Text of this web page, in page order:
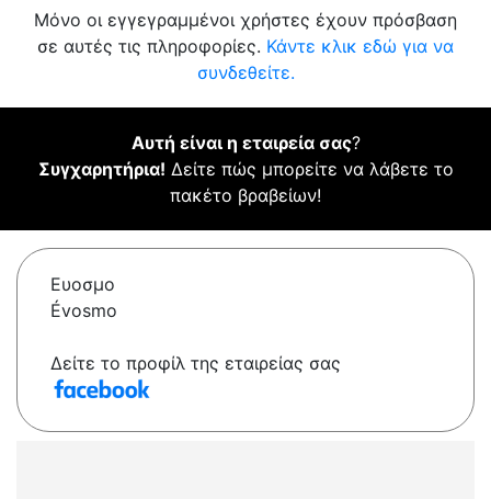
Μόνο οι εγγεγραμμένοι χρήστες έχουν πρόσβαση
σε αυτές τις πληροφορίες. Κάντε κλικ εδώ για να
συνδεθείτε.
Αυτή είναι η εταιρεία σας?
Συγχαρητήρια! Δείτε πώς μπορείτε να λάβετε το
πακέτο βραβείων!
Ευοσμο
Évosmo
Δείτε το προφίλ της εταιρείας σας